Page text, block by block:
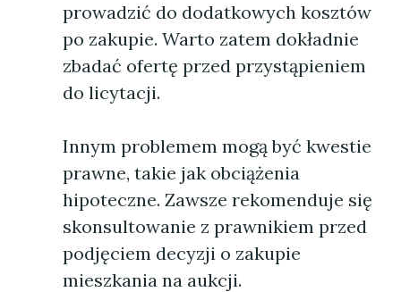
prowadzić do dodatkowych kosztów
po zakupie. Warto zatem dokładnie
zbadać ofertę przed przystąpieniem
do licytacji.
Innym problemem mogą być kwestie
prawne, takie jak obciążenia
hipoteczne. Zawsze rekomenduje się
skonsultowanie z prawnikiem przed
podjęciem decyzji o zakupie
mieszkania na aukcji.